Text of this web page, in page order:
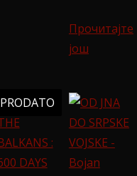
Прочитајте
још